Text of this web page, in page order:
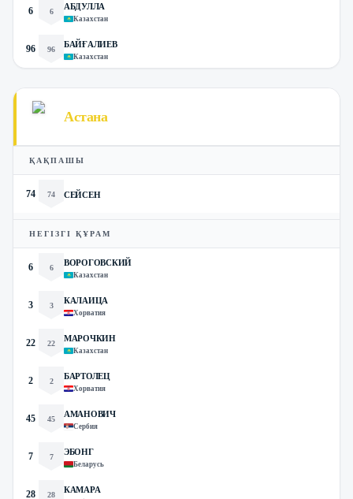
6 6
АБДУЛЛА
Казахстан
96 96
БАЙҒАЛИЕВ
Казахстан
Астана
ҚАҚПАШЫ
74 74 СЕЙСЕН
НЕГІЗГІ ҚҰРАМ
6 6
ВОРОГОВСКИЙ
Казахстан
3 3
КАЛАИЦА
Хорватия
22 22
МАРОЧКИН
Казахстан
2 2
БАРТОЛЕЦ
Хорватия
45 45
АМАНОВИЧ
Сербия
7 7
ЭБОНГ
Беларусь
28 28
КАМАРА